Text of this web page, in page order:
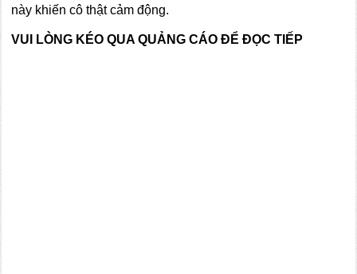
này khiến cô thật cảm động.
VUI LÒNG KÉO QUA QUẢNG CÁO ĐỂ ĐỌC TIẾP